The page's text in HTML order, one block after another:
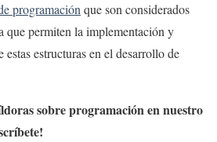
programaciónque son considerados
que permiten la implementación y
estructuras en el desarrollo de
sobre programación en nuestro